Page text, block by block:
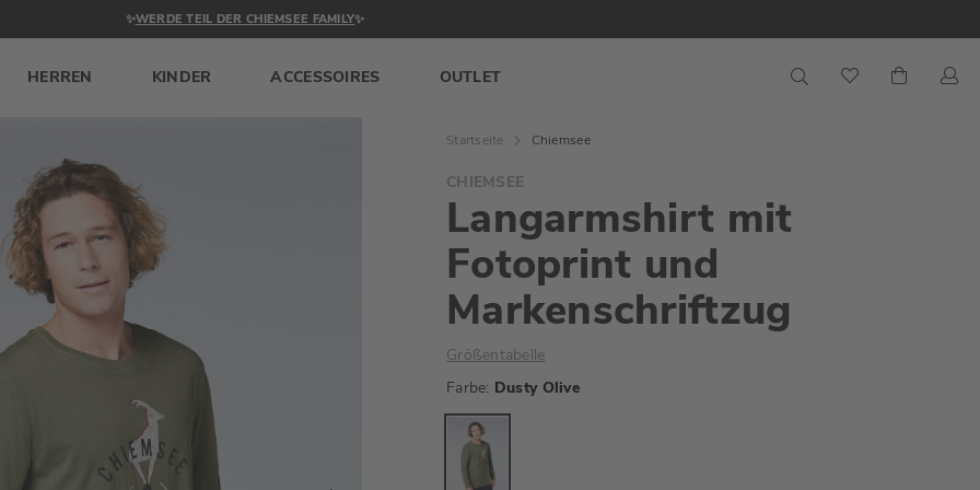
✨WERDE TEIL DER CHIEMSEE FAMILY✨
HERREN KINDER ACCESSOIRES OUTLET
Mein
CHIEMSEE
Langarmshirt mit
Fotoprint und
Markenschriftzug
Größentabelle
Farbe Dusty Olive
Startseite Chiemsee